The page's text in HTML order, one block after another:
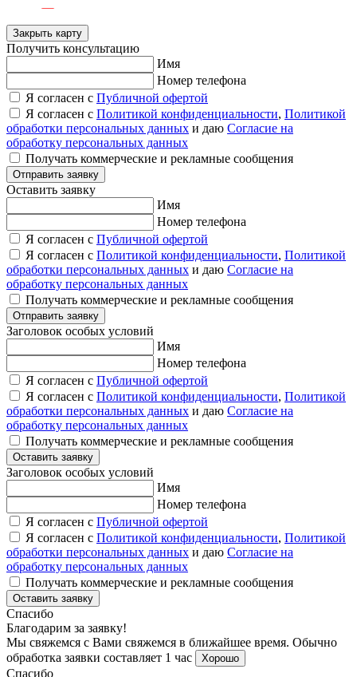
Закрыть карту
Получить консультацию
Имя
Номер телефона
Я согласен с Публичной офертой
Я согласен с Политикой конфиденциальности, Политикой
обработки персональных данных и даю Согласие на
обработку персональных данных
Получать коммерческие и рекламные сообщения
Отправить заявку
Оставить заявку
Имя
Номер телефона
Я согласен с Публичной офертой
Я согласен с Политикой конфиденциальности, Политикой
обработки персональных данных и даю Согласие на
обработку персональных данных
Получать коммерческие и рекламные сообщения
Отправить заявку
Заголовок особых условий
Имя
Номер телефона
Я согласен с Публичной офертой
Я согласен с Политикой конфиденциальности, Политикой
обработки персональных данных и даю Согласие на
обработку персональных данных
Получать коммерческие и рекламные сообщения
Оставить заявку
Заголовок особых условий
Имя
Номер телефона
Я согласен с Публичной офертой
Я согласен с Политикой конфиденциальности, Политикой
обработки персональных данных и даю Согласие на
обработку персональных данных
Получать коммерческие и рекламные сообщения
Оставить заявку
Спасибо
Благодарим за заявку!
Мы свяжемся с Вами свяжемся в ближайшее время. Обычно
обработка заявки составляет 1 час
Хорошо
Спасибо